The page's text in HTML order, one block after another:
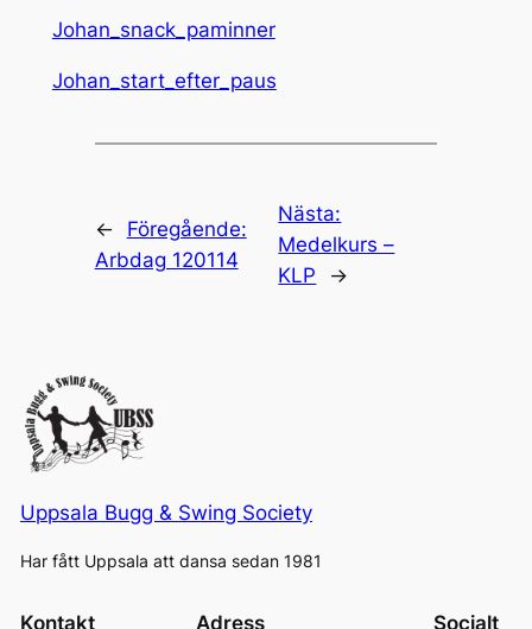
Johan_snack_paminner
Johan_start_efter_paus
←
Föregående:
Arbdag 120114
Nästa:
Medelkurs –
KLP
→
Uppsala Bugg & Swing Society
Har fått Uppsala att dansa sedan 1981
Kontakt Adress Socialt